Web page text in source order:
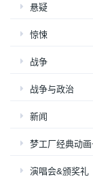
悬疑
惊悚
战争
战争与政治
新闻
梦工厂经典动画
演唱会&颁奖礼